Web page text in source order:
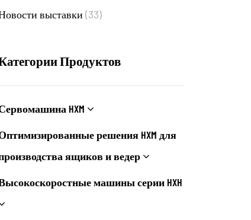
выставки (33)
Продуктов
HXM
решения HXM для
ящиков и ведер
машины серии HXH